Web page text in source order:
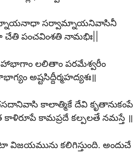
సర్వామ్నాయనివాసినీ
పంచవింశతి నామభిః||
లలితాం పరమేశ్వరీం
అష్టసిద్దీర్మహద్యశః॥
కాలాత్మికే దేవి కృతానుకంపే
కామప్రదే కల్పలతే నమస్తే ॥
విజయమును కలిగిస్తుంది.